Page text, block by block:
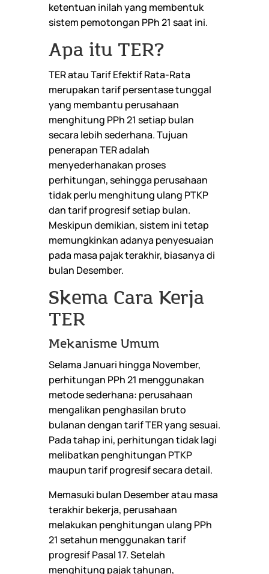
ketentuan inilah yang membentuk
sistem pemotongan PPh 21 saat ini.
Apa itu TER?
TER atau Tarif Efektif Rata-Rata
merupakan tarif persentase tunggal
yang membantu perusahaan
menghitung PPh 21 setiap bulan
secara lebih sederhana. Tujuan
penerapan TER adalah
menyederhanakan proses
perhitungan, sehingga perusahaan
tidak perlu menghitung ulang PTKP
dan tarif progresif setiap bulan.
Meskipun demikian, sistem ini tetap
memungkinkan adanya penyesuaian
pada masa pajak terakhir, biasanya di
bulan Desember.
Skema Cara Kerja
TER
Mekanisme Umum
Selama Januari hingga November,
perhitungan PPh 21 menggunakan
metode sederhana: perusahaan
mengalikan penghasilan bruto
bulanan dengan tarif TER yang sesuai.
Pada tahap ini, perhitungan tidak lagi
melibatkan penghitungan PTKP
maupun tarif progresif secara detail.
Memasuki bulan Desember atau masa
terakhir bekerja, perusahaan
melakukan penghitungan ulang PPh
21 setahun menggunakan tarif
progresif Pasal 17. Setelah
menghitung pajak tahunan,